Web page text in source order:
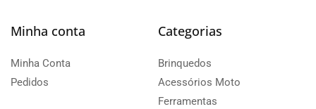
Minha conta
Minha Conta
Pedidos
Categorias
Brinquedos
Acessórios Moto
Ferramentas